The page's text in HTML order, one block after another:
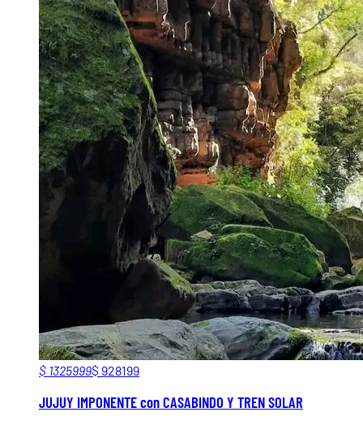
$ 1325999$ 928199
JUJUY IMPONENTE con CASABINDO Y TREN SOLAR